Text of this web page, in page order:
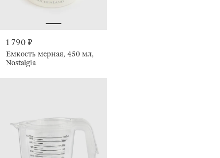
1 790 ₽
Емкость мерная, 450 мл,
Nostalgia